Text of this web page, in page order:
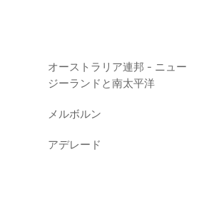
オーストラリア連邦 - ニュー
ジーランドと南太平洋
メルボルン
アデレード